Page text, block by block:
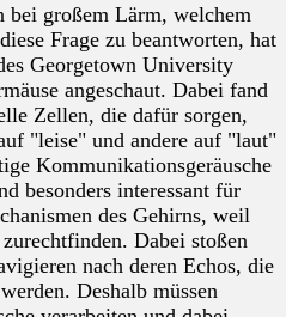
bei großem Lärm, welchem
Frage zu beantworten, hat
Georgetown University
angeschaut. Dabei fand
Zellen, die dafür sorgen,
"leise" und andere auf "laut"
Kommunikationsgeräusche
besonders interessant für
des Gehirns, weil
Dabei stoßen
nach deren Echos, die
Deshalb müssen